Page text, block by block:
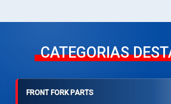
CATEGORIAS
FRONT FORK PARTS